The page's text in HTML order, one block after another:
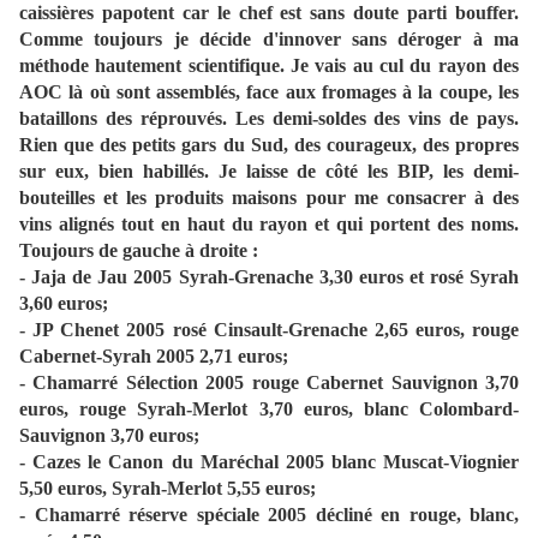
caissières papotent car le chef est sans doute parti bouffer.
Comme toujours je décide d'innover sans déroger à ma
méthode hautement scientifique. Je vais au cul du rayon des
AOC là où sont assemblés, face aux fromages à la coupe, les
bataillons des réprouvés. Les demi-soldes des vins de pays.
Rien que des petits gars du Sud, des courageux, des propres
sur eux, bien habillés. Je laisse de côté les BIP, les demi-
bouteilles et les produits maisons pour me consacrer à des
vins alignés tout en haut du rayon et qui portent des noms.
Toujours de gauche à droite :
- Jaja de Jau 2005 Syrah-Grenache 3,30 euros et rosé Syrah
3,60 euros;
- JP Chenet 2005 rosé Cinsault-Grenache 2,65 euros, rouge
Cabernet-Syrah 2005 2,71 euros;
- Chamarré Sélection 2005 rouge Cabernet Sauvignon 3,70
euros, rouge Syrah-Merlot 3,70 euros, blanc Colombard-
Sauvignon 3,70 euros;
- Cazes le Canon du Maréchal 2005 blanc Muscat-Viognier
5,50 euros, Syrah-Merlot 5,55 euros;
- Chamarré réserve spéciale 2005 décliné en rouge, blanc,